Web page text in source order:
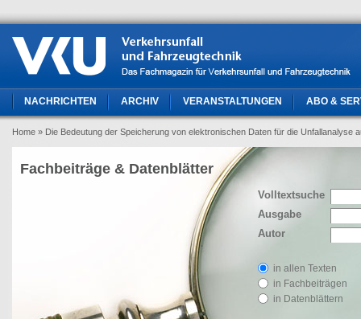
NACHRICHTEN ARCHIV VERANSTALTUNGEN ABO &
Home » Die Bedeutung der Speicherung von elektronischen Daten für die Unfallanalyse
Volltextsuche
Ausgabe
Autor
in allen Texten
in Fachbeiträgen
in Datenblättern
Fachbeiträge & Datenblätter